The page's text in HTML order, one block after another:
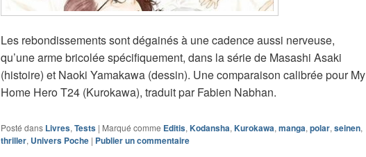
Les rebondissements sont dégainés à une cadence aussi nerveuse,
qu’une arme bricolée spécifiquement, dans la série de Masashi Asaki
(histoire) et Naoki Yamakawa (dessin). Une comparaison calibrée pour My
Home Hero T24 (Kurokawa), traduit par Fabien Nabhan.
Posté dans Livres, Tests | Marqué comme Editis, Kodansha, Kurokawa, manga, polar, seinen,
thriller, Univers Poche | Publier un commentaire